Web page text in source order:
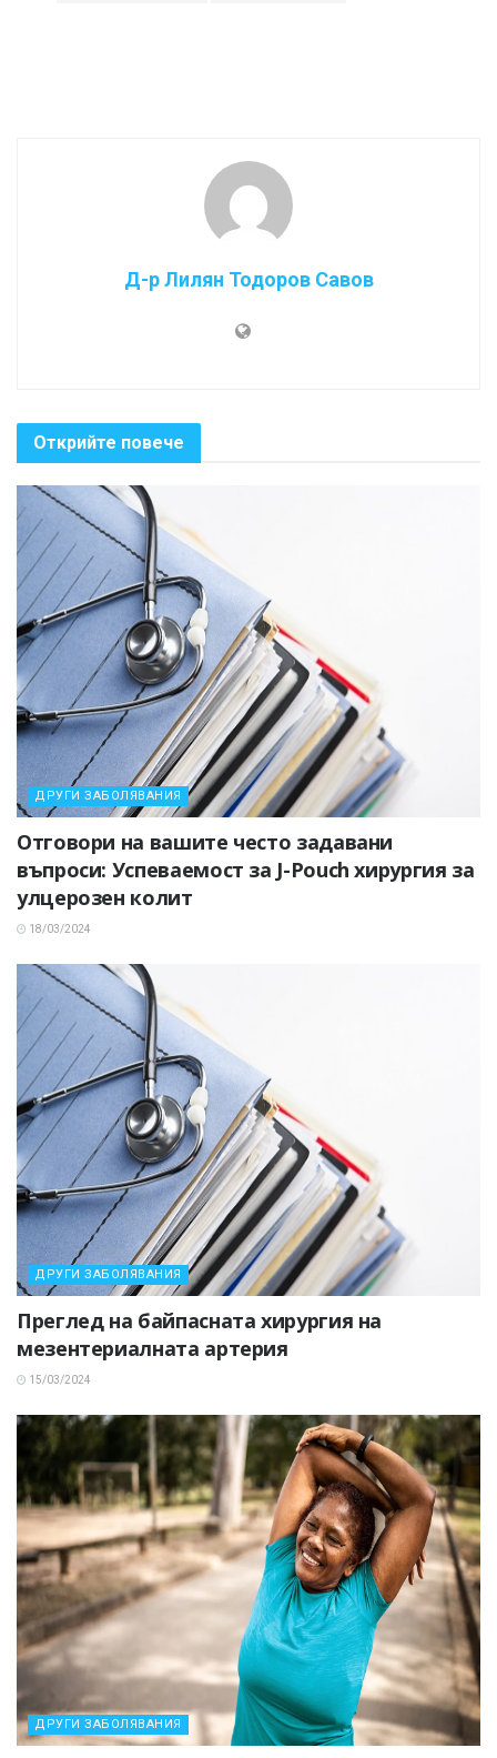
Д-р Лилян Тодоров Савов
Открийте повече
ДРУГИ ЗАБОЛЯВАНИЯ
Отговори на вашите често задавани
въпроси: Успеваемост за J-Pouch хирургия за
улцерозен колит
18/03/2024
ДРУГИ ЗАБОЛЯВАНИЯ
Преглед на байпасната хирургия на
мезентериалната артерия
15/03/2024
ДРУГИ ЗАБОЛЯВАНИЯ